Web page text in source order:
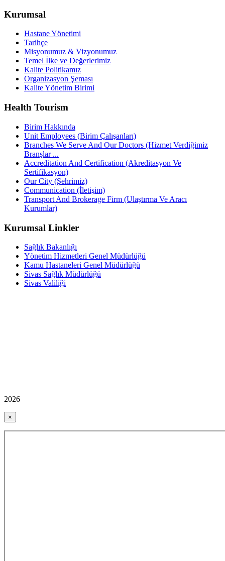
Kurumsal
Hastane Yönetimi
Tarihçe
Misyonumuz & Vizyonumuz
Temel İlke ve Değerlerimiz
Kalite Politikamız
Organizasyon Şeması
Kalite Yönetim Birimi
Health Tourism
Birim Hakkında
Unit Employees (Birim Çalışanları)
Branches We Serve And Our Doctors (Hizmet Verdiğimiz
Branşlar ...
Accreditation And Certification (Akreditasyon Ve
Sertifikasyon)
Our City (Şehrimiz)
Communication (İletişim)
Transport And Brokerage Firm (Ulaştırma Ve Aracı
Kurumlar)
Kurumsal Linkler
Sağlık Bakanlığı
Yönetim Hizmetleri Genel Müdürlüğü
Kamu Hastaneleri Genel Müdürlüğü
Sivas Sağlık Müdürlüğü
Sivas Valiliği
2026
×